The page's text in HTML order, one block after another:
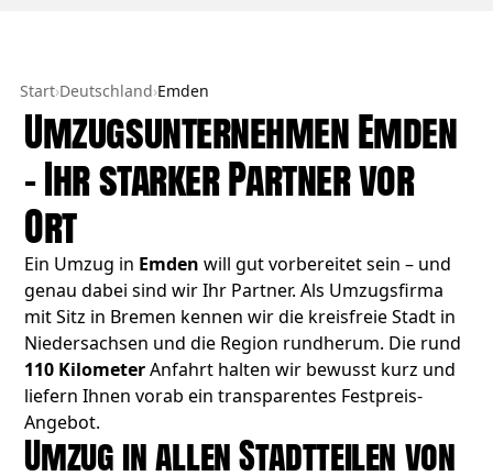
Start›Deutschland›Emden
Umzugsunternehmen Emden
– Ihr starker Partner vor
Ort
Ein Umzug in Emden will gut vorbereitet sein – und
genau dabei sind wir Ihr Partner. Als Umzugsfirma
mit Sitz in Bremen kennen wir die kreisfreie Stadt in
Niedersachsen und die Region rundherum. Die rund
110 KilometerAnfahrt halten wir bewusst kurz und
liefern Ihnen vorab ein transparentes Festpreis-
Angebot.
Umzug in allen Stadtteilen von